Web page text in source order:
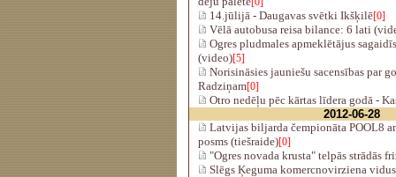
14.jūlijā - Daugavas svētki Ikšķilē[0]
Vēlā autobusa reisa bilance: 6 lati
Ogres pludmales apmeklētājus
(video)[5]
Norisināsies jauniešu sacensības par
Radziņam[0]
Otro nedēļu pēc kārtas līdera godā -
2012-06-28
Latvijas biljarda čempionāta POOL8
posms (tiešraide)[0]
"Ogres novada krusta" telpās strādās
Slēgs Ķeguma komercnovirziena